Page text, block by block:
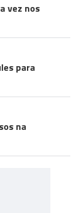
vez nos
para
na